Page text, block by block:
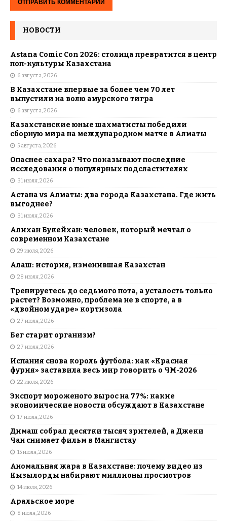
НОВОСТИ
Astana Comic Con 2026: столица превратится в центр
поп-культуры Казахстана
6 августа, 2026
В Казахстане впервые за более чем 70 лет
выпустили на волю амурского тигра
6 августа, 2026
Казахстанские юные шахматисты победили
сборную мира на международном матче в Алматы
5 августа, 2026
Опаснее сахара? Что показывают последние
исследования о популярных подсластителях
31 июля, 2026
Астана vs Алматы: два города Казахстана. Где жить
выгоднее?
31 июля, 2026
Алихан Букейхан: человек, который мечтал о
современном Казахстане
29 июля, 2026
Алаш: история, изменившая Казахстан
28 июля, 2026
Тренируетесь до седьмого пота, а усталость только
растет? Возможно, проблема не в спорте, а в
«двойном ударе» кортизола
27 июля, 2026
Бег старит организм?
27 июля, 2026
Испания снова король футбола: как «Красная
фурия» заставила весь мир говорить о ЧМ-2026
22 июля, 2026
Экспорт мороженого вырос на 77%: какие
экономические новости обсуждают в Казахстане
17 июля, 2026
Димаш собрал десятки тысяч зрителей, а Джеки
Чан снимает фильм в Мангистау
15 июля, 2026
Аномальная жара в Казахстане: почему видео из
Кызылорды набирают миллионы просмотров
14 июля, 2026
Аральское море
8 июля, 2026